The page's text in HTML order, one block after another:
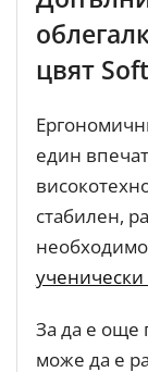
цвят
един
стабилен,
За да е още
може да е